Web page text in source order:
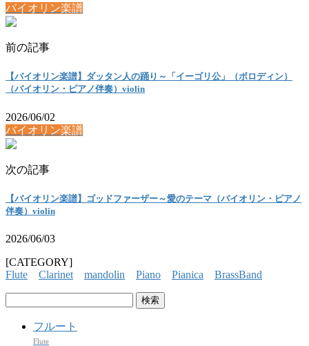
バイオリン楽譜
前の記事
【バイオリン楽譜】ダッタン人の踊り～「イーゴリ公」（ボロディン）
（バイオリン・ピアノ伴奏）violin
2026/06/02
バイオリン楽譜
次の記事
【バイオリン楽譜】ゴッドファーザー～愛のテーマ（バイオリン・ピアノ
伴奏）violin
2026/06/03
[CATEGORY]
Flute
Clarinet mandolin Piano Pianica
BrassBand
フルート
Flute